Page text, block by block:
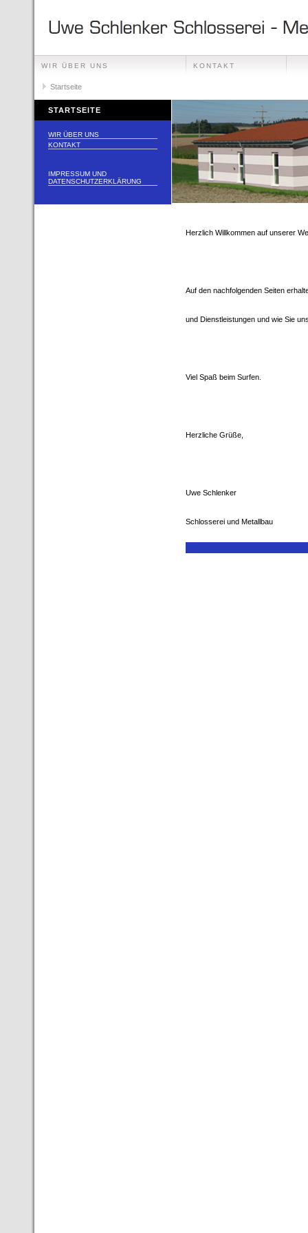
WIR ÜBER UNS KONTAKT
Startseite
STARTSEITE
WIR ÜBER UNS
KONTAKT
IMPRESSUM UND
DATENSCHUTZERKLÄRUNG
Herzlich Willkommen auf unserer
Auf den nachfolgenden Seiten
und Dienstleistungen und wie Sie
Viel Spaß beim Surfen.
Herzliche Grüße,
Uwe Schlenker
Schlosserei und Metallbau